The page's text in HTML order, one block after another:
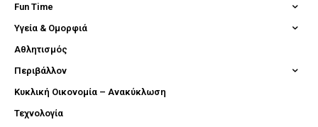
Fun Time
Υγεία & Ομορφιά
Αθλητισμός
Περιβάλλον
Κυκλική Οικονομία – Ανακύκλωση
Τεχνολογία